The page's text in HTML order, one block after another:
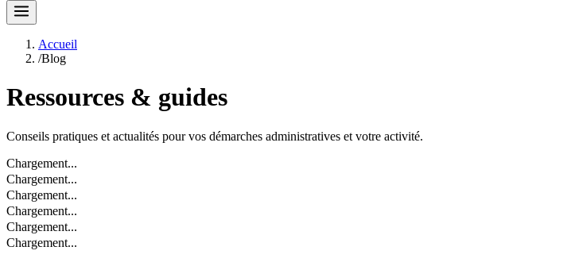
Accueil
/Blog
Ressources & guides
Conseils pratiques et actualités pour vos démarches administratives et votre activité.
Chargement...
Chargement...
Chargement...
Chargement...
Chargement...
Chargement...